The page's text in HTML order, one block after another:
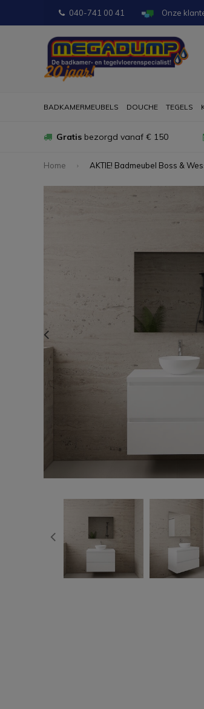
040-741 00 41 Onze
BADKAMERMEUBELS DOUCHE TEGELS
Gratis bezorgd vanaf € 150
Home AKTIE! Badmeubel Boss &